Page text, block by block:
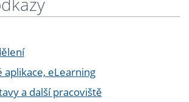
aplikace, eLearning
a další pracoviště